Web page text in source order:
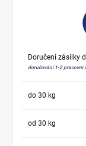
Doručení zásilky
doručování 1-2 pracovní
do 30 kg
od 30 kg